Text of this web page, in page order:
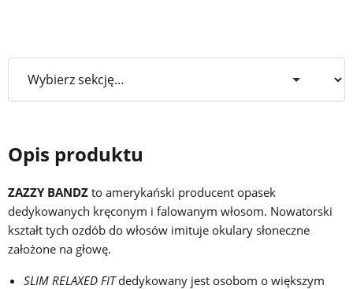
Opis produktu
ZAZZY BANDZ to amerykański producent opasek
dedykowanych kręconym i falowanym włosom. Nowatorski
kształt tych ozdób do włosów imituje okulary słoneczne
założone na głowę.
SLIM RELAXED FITdedykowany jest osobom o większym